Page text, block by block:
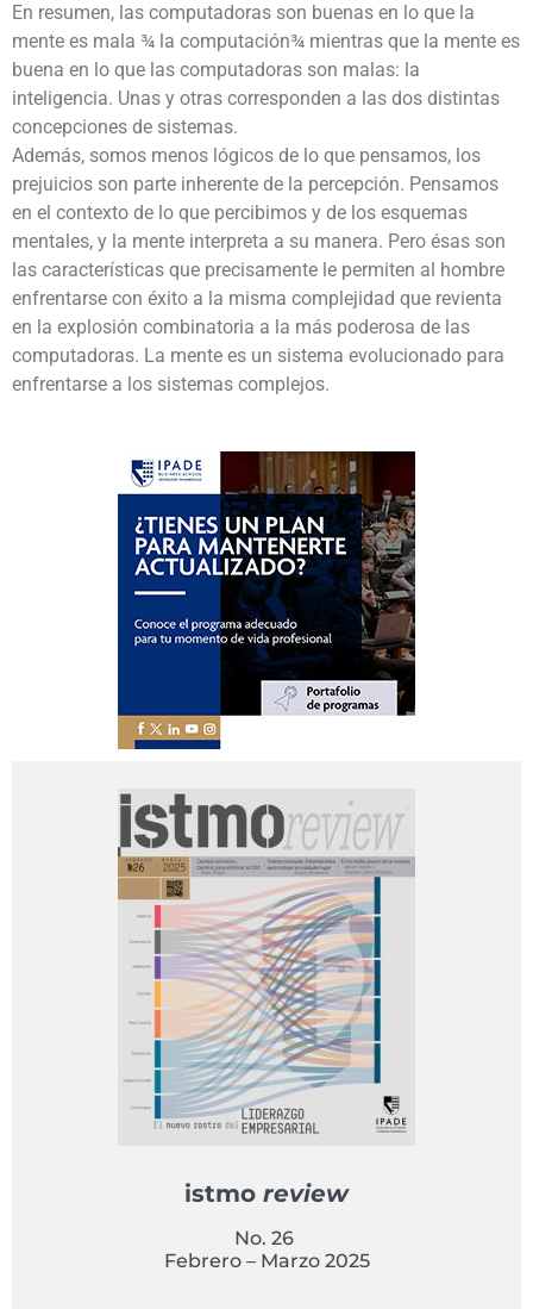
En resumen, las computadoras son buenas en lo que la
mente es mala ¾ la computación¾ mientras que la mente es
buena en lo que las computadoras son malas: la
inteligencia. Unas y otras corresponden a las dos distintas
concepciones de sistemas.
Además, somos menos lógicos de lo que pensamos, los
prejuicios son parte inherente de la percepción. Pensamos
en el contexto de lo que percibimos y de los esquemas
mentales, y la mente interpreta a su manera. Pero ésas son
las características que precisamente le permiten al hombre
enfrentarse con éxito a la misma complejidad que revienta
en la explosión combinatoria a la más poderosa de las
computadoras. La mente es un sistema evolucionado para
enfrentarse a los sistemas complejos.
istmo review
No. 26
Febrero – Marzo 2025